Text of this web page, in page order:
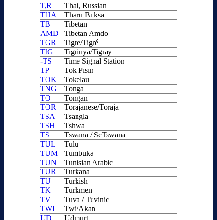
T,R
Thai, Russian
THA
Tharu Buksa
TB
Tibetan
AMD
Tibetan Amdo
TGR
Tigre/Tigré
TIG
Tigrinya/Tigray
-TS
Time Signal Station
TP
Tok Pisin
TOK
Tokelau
TNG
Tonga
TO
Tongan
TOR
Torajanese/Toraja
TSA
Tsangla
TSH
Tshwa
TS
Tswana / SeTswana
TUL
Tulu
TUM
Tumbuka
TUN
Tunisian Arabic
TUR
Turkana
TU
Turkish
TK
Turkmen
TV
Tuva / Tuvinic
TWI
Twi/Akan
UD
Udmurt